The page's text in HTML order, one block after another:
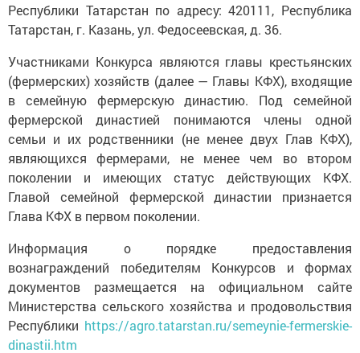
Республики Татарстан по адресу: 420111, Республика
Татарстан, г. Казань, ул. Федосеевская, д. 36.
Участниками Конкурса являются главы крестьянских
(фермерских) хозяйств (далее — Главы КФХ), входящие
в семейную фермерскую династию. Под семейной
фермерской династией понимаются члены одной
семьи и их родственники (не менее двух Глав КФХ),
являющихся фермерами, не менее чем во втором
поколении и имеющих статус действующих КФХ.
Главой семейной фермерской династии признается
Глава КФХ в первом поколении.
Информация о порядке предоставления
вознаграждений победителям Конкурсов и формах
документов размещается на официальном сайте
Министерства сельского хозяйства и продовольствия
Республики https://agro.tatarstan.ru/semeynie-fermerskie-
dinastii.htm